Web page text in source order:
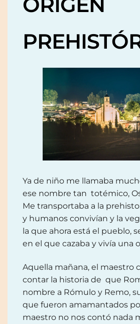
Ya de niño me llamaba
ese nombre tan totémico,
Me transportaba a la
y humanos convivían y la
la que ahora está el pueblo,
en el que cazaba y vivía una
Aquella mañana, el maestro
contar la historia de que
nombre a Rómulo y Remo,
que fueron amamantados
maestro no nos contó nada